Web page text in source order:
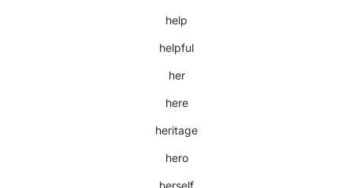
help
helpful
her
here
heritage
hero
herself